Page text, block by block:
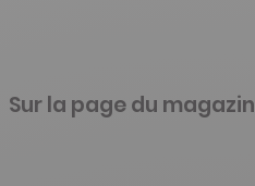
Sur la page du